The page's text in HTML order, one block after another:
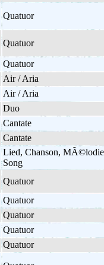
Quatuor
Quatuor
Quatuor
Air / Aria
Air / Aria
Duo
Cantate
Cantate
Lied, Chanson,
Song
Quatuor
Quatuor
Quatuor
Quatuor
Quatuor